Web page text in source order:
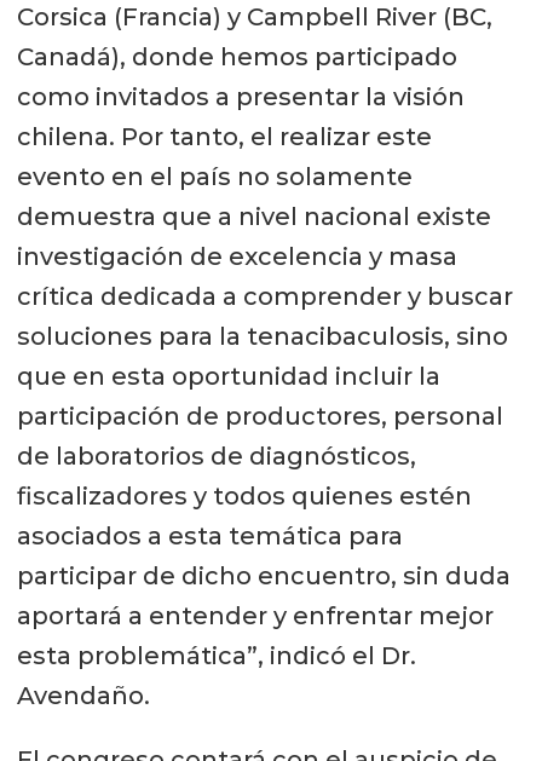
Corsica (Francia) y Campbell River (BC,
Canadá), donde hemos participado
como invitados a presentar la visión
chilena. Por tanto, el realizar este
evento en el país no solamente
demuestra que a nivel nacional existe
investigación de excelencia y masa
crítica dedicada a comprender y buscar
soluciones para la tenacibaculosis, sino
que en esta oportunidad incluir la
participación de productores, personal
de laboratorios de diagnósticos,
fiscalizadores y todos quienes estén
asociados a esta temática para
participar de dicho encuentro, sin duda
aportará a entender y enfrentar mejor
esta problemática”, indicó el Dr.
Avendaño.